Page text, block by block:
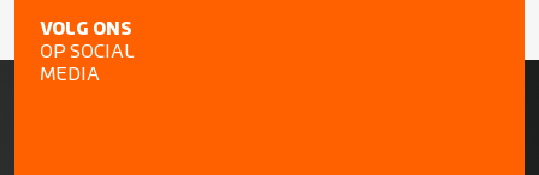
VOLG ONS
OP SOCIAL
MEDIA